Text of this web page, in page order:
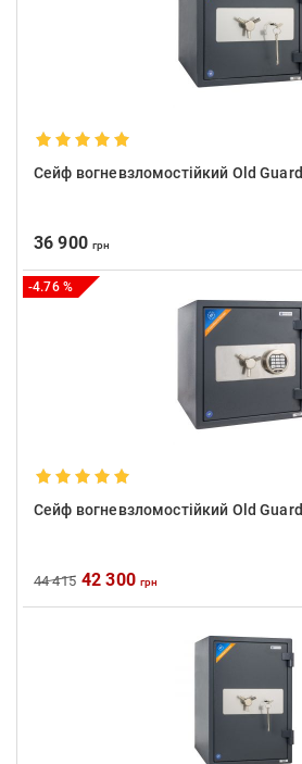
Сейф вогневзломостійкий Old
36 900грн
-4.76 %
Сейф вогневзломостійкий Old
44 415 42 300 грн